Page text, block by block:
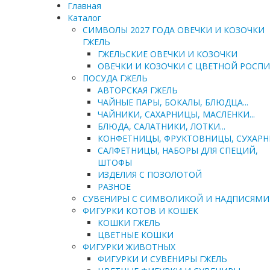
Главная
Каталог
СИМВОЛЫ 2027 ГОДА ОВЕЧКИ И КОЗОЧКИ
ГЖЕЛЬ
ГЖЕЛЬСКИЕ ОВЕЧКИ И КОЗОЧКИ
ОВЕЧКИ И КОЗОЧКИ С ЦВЕТНОЙ
ПОСУДА ГЖЕЛЬ
АВТОРСКАЯ ГЖЕЛЬ
ЧАЙНЫЕ ПАРЫ, БОКАЛЫ, БЛЮДЦА...
ЧАЙНИКИ, САХАРНИЦЫ, МАСЛЕНКИ...
БЛЮДА, САЛАТНИКИ, ЛОТКИ...
КОНФЕТНИЦЫ, ФРУКТОВНИЦЫ,
САЛФЕТНИЦЫ, НАБОРЫ ДЛЯ СПЕЦИЙ,
ШТОФЫ
ИЗДЕЛИЯ С ПОЗОЛОТОЙ
РАЗНОЕ
СУВЕНИРЫ С СИМВОЛИКОЙ И НАДПИСЯМИ
ФИГУРКИ КОТОВ И КОШЕК
КОШКИ ГЖЕЛЬ
ЦВЕТНЫЕ КОШКИ
ФИГУРКИ ЖИВОТНЫХ
ФИГУРКИ И СУВЕНИРЫ ГЖЕЛЬ